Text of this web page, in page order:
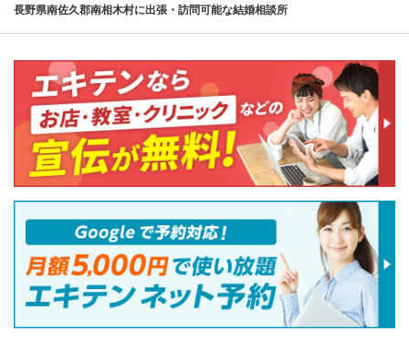
長野県南佐久郡南相木村に出張・訪問可能な結婚相談所